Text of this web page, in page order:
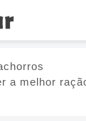
a melhor